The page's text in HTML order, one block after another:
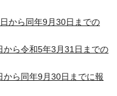
から同年9月30日までの
ら令和5年3月31日までの
ら同年9月30日までに報